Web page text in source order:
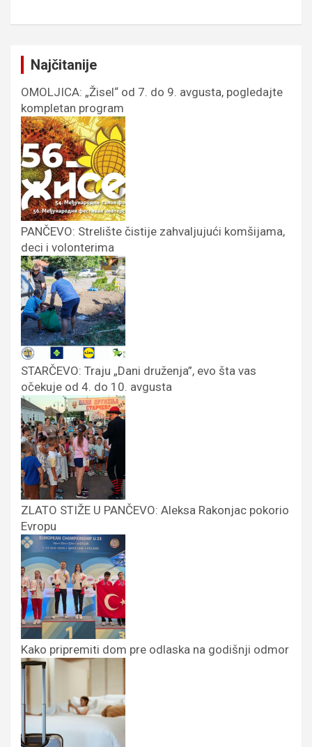
Najčitanije
OMOLJICA: „Žisel“ od 7. do 9. avgusta, pogledajte
kompletan program
PANČEVO: Strelište čistije zahvaljujući komšijama,
deci i volonterima
STARČEVO: Traju „Dani druženja”, evo šta vas
očekuje od 4. do 10. avgusta
ZLATO STIŽE U PANČEVO: Aleksa Rakonjac pokorio
Evropu
Kako pripremiti dom pre odlaska na godišnji odmor